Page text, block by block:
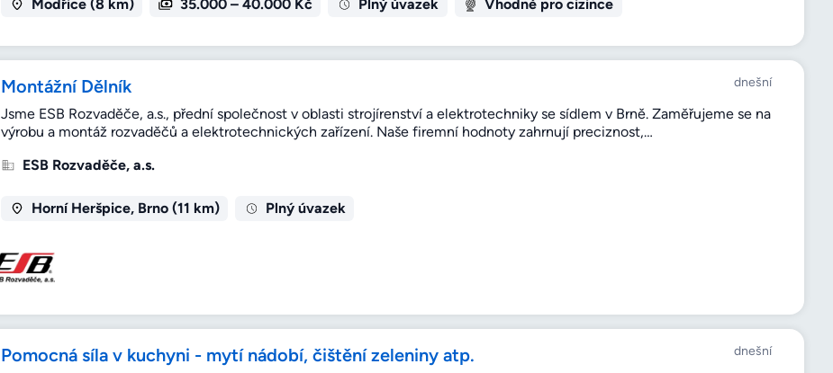
Modřice (8 km) 35.000 – 40.000 Kč Plný úvazek Vhodné pro cizince
Montážní Dělník dnešní
Jsme ESB Rozvaděče, a.s., přední společnost v oblasti strojírenství a elektrotechniky se sídlem v Brně. Zaměřujeme se na
výrobu a montáž rozvaděčů a elektrotechnických zařízení. Naše firemní hodnoty zahrnují preciznost,…
ESB Rozvaděče, a.s.
Horní Heršpice, Brno (11 km) Plný úvazek
Pomocná síla v kuchyni - mytí nádobí, čištění zeleniny atp. dnešní